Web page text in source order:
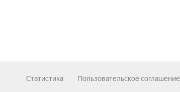
Статистика Пользовательское соглашение